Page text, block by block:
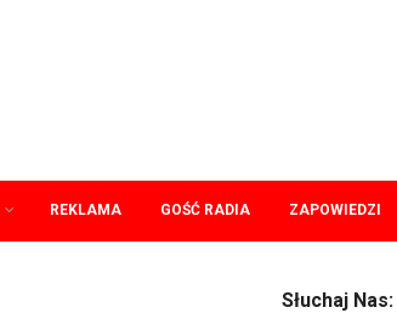
REKLAMA GOŚĆ RADIA ZAPOWIEDZI
Słuchaj Nas: